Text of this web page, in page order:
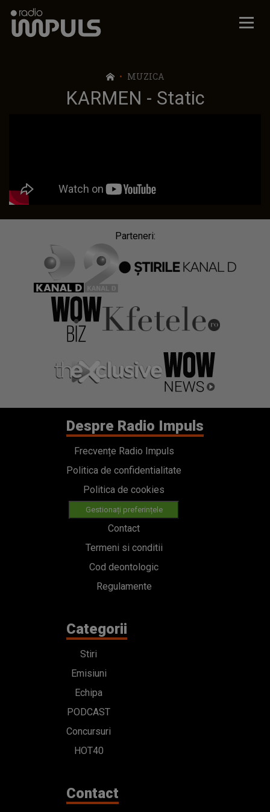
Radio Impuls
MUZICA
KARMEN - Static
Parteneri:
Despre Radio Impuls
Frecvențe Radio Impuls
Politica de confidentialitate
Politica de cookies
Gestionați preferințele
Contact
Termeni si conditii
Cod deontologic
Regulamente
Categorii
Stiri
Emisiuni
Echipa
PODCAST
Concursuri
HOT40
Contact